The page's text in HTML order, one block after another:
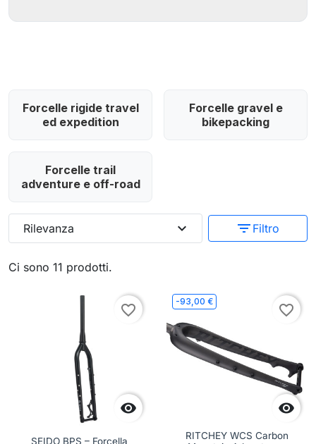
Forcelle rigide travel
ed expedition
Forcelle gravel e
bikepacking
Forcelle trail
adventure e off-road
Ci sono 11 prodotti.
Rilevanza expand_more filter_list Filtro

favorite_border
SEIDO BPS – Forcella
-93,00 €

favorite_border
RITCHEY WCS Carbon